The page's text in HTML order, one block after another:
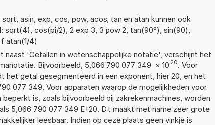
asin, exp, cos, pow, acos, tan en atan kunnen ook
sqrt(4), cos(pi/2), 2 exp 3, 3 pow 2, tan(90°), sin(90),
atan(1/4)
naast 'Getallen in wetenschappelijke notatie', verschijnt het
Bijvoorbeeld, 5,066 790 077 349 × 10 20. Voor
het getal gesegmenteerd in een exponent, hier 20, en het
077 349. Voor apparaten waarop de mogelijkheden voor
is, zoals bijvoorbeeld bij zakrekenmachines, worden
5,066 790 077 349 E+20. Dit maakt met name zeer grote
leesbaar. Indien op deze plaats geen vinkje is